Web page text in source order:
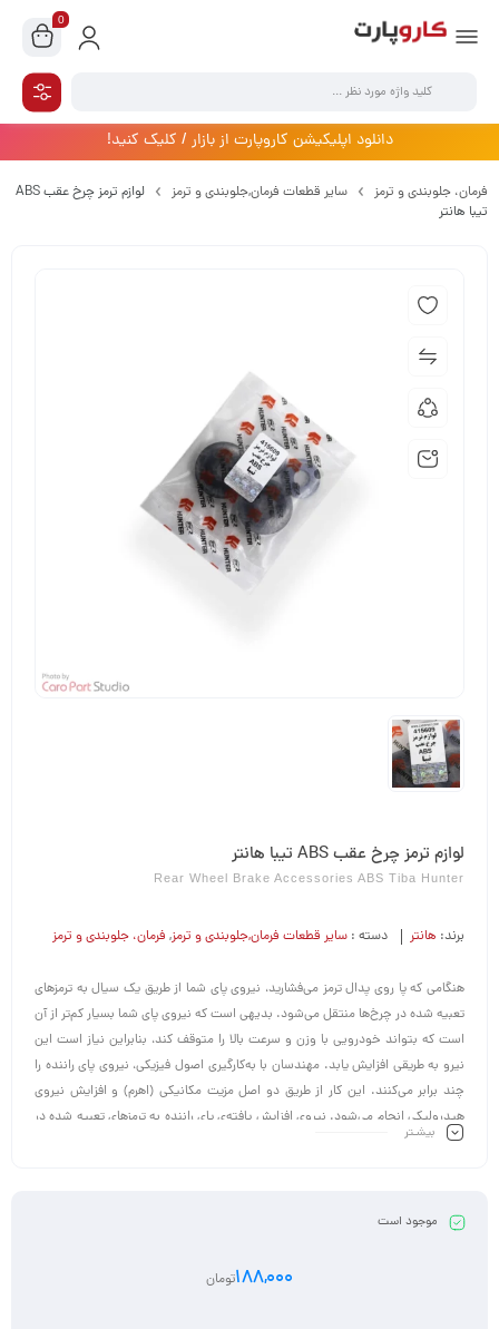
0
دانلود اپلیکیشن کاروپارت از بازار / کلیک کنید!
فرمان،‌ جلوبندی و ترمز سایر قطعات فرمان,جلوبندی و ترمز
لوازم ترمز چرخ عقب ABS
تیبا هانتر
لوازم ترمز چرخ عقب ABS تیبا هانتر
Rear Wheel Brake Accessories ABS Tiba Hunter
برند: هانتر دسته : سایر قطعات فرمان,جلوبندی و ترمز, فرمان،‌ جلوبندی و ترمز
هنگامی که پا روی پدال ترمز می‌فشارید، نیروی پای شما از طریق یک سیال به ترمزهای
تعبیه شده در چرخ‌ها منتقل می‌شود. بدیهی است که نیروی پای شما بسیار کم‌تر از آن
است که بتواند خودرویی با وزن و سرعت بالا را متوقف کند، بنابراین نیاز است این
نیرو به طریقی افزایش یابد. مهندسان با به‌کارگیری اصول فیزیکی، نیروی پای راننده را
چند برابر می‌کنند. این کار از طریق دو اصل مزیت مکانیکی (اهرم) و افزایش نیروی
هیدرولیکی انجام می‌شود. نیروی افزایش یافته‌ی پای راننده به ترمزهای تعبیه شده در
چرخ‌ها می‌رسد، سپس ترمزها این نیرو را به شکل نیروی اصطکاک به چرخ منتقل
بیشـتر
موجود است
188,000تومان